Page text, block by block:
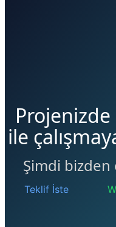
Projenizde
ile
Şimdi bizden
Teklif İste